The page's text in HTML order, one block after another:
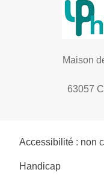
Maison
63057
Accessibilité : non
Handicap